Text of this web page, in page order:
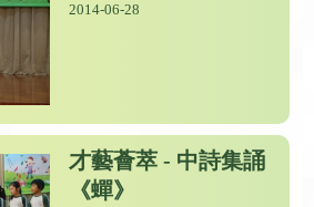
2014-06-28
才藝薈萃 - 中詩集誦
《蟬》